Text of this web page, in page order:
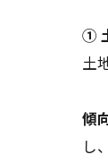
①
土
傾
し